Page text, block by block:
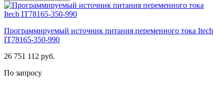
Программируемый источник питания переменного тока Itech
IT78165-350-990
26 751 112 руб.
По запросу